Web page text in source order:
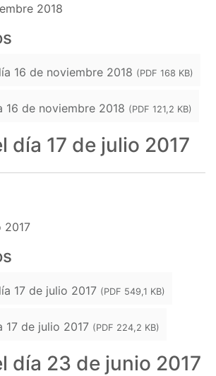
2018
16 de noviembre 2018 (PDF 168 KB)
16 de noviembre 2018 (PDF 121,2 KB)
día 17 de julio 2017
2017
17 de julio 2017 (PDF 549,1 KB)
17 de julio 2017 (PDF 224,2 KB)
día 23 de junio 2017